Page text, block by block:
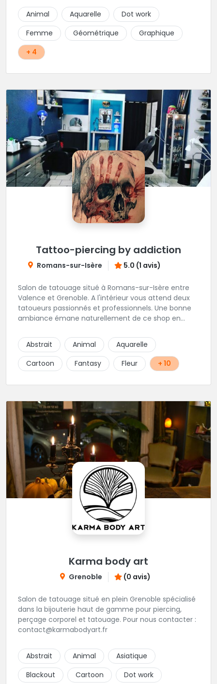
Animal
Aquarelle
Dot work
Femme
Géométrique
Graphique
+ 4
Tattoo-piercing by addiction
Romans-sur-Isère 5.0 (1 avis)
Salon de tatouage situé à Romans-sur-Isère entre
Valence et Grenoble. A l'intérieur vous attend deux
tatoueurs passionnés et professionnels. Une bonne
ambiance émane naturellement de ce shop en
Abstrait
Animal
Aquarelle
Cartoon
Fantasy Fleur + 10
Karma body art
Grenoble (0 avis)
Salon de tatouage situé en plein Grenoble spécialisé
dans la bijouterie haut de gamme pour piercing,
perçage corporel et tatouage. Pour nous contacter :
contact@karmabodyart.fr
Abstrait Animal
Asiatique
Blackout
Cartoon Dot work